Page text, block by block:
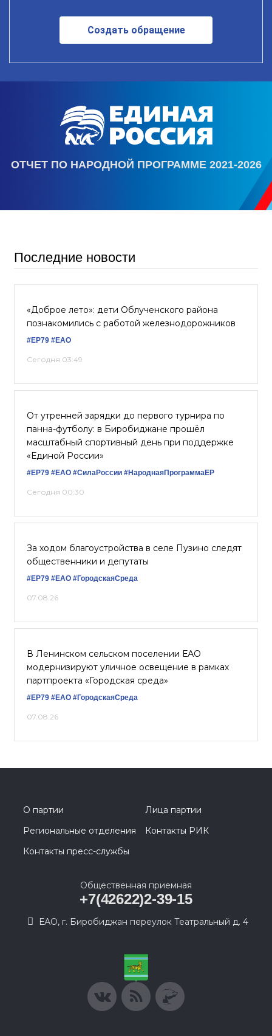
Создать обращение
ОТЧЕТ ПО НАРОДНОЙ ПРОГРАММЕ 2021-2026
Последние новости
«Доброе лето»: дети Облученского района
познакомились с работой железнодорожников
#ЕР79 #ЕАО
Сегодня 03:49
От утренней зарядки до первого турнира по
панна-футболу: в Биробиджане прошёл
масштабный спортивный день при поддержке
«Единой России»
#ЕР79 #ЕАО #СилаРоссии #НароднаяПрограммаЕР
Сегодня 00:30
За ходом благоустройства в селе Пузино следят
общественники и депутаты
#ЕР79 #ЕАО #ГородскаяСреда
07.08.26
В Ленинском сельском поселении ЕАО
модернизируют уличное освещение в рамках
партпроекта «Городская среда»
#ЕР79 #ЕАО #ГородскаяСреда
07.08.26
О партии
Лица партии
Региональные отделения
Контакты РИК
Контакты пресс-службы
Общественная приемная
+7(42622)2-39-15
ЕАО, г. Биробиджан переулок Театральный д. 4